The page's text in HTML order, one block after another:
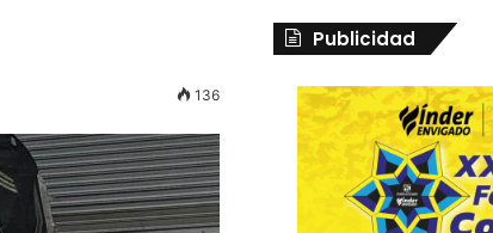
136
Publicidad